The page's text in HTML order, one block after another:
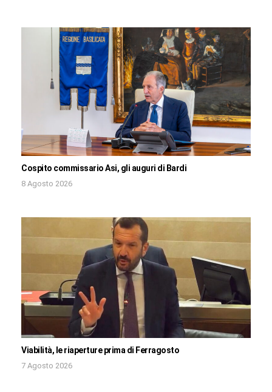
Cospito commissario Asi, gli auguri di Bardi
8 Agosto 2026
Viabilità, le riaperture prima di Ferragosto
7 Agosto 2026